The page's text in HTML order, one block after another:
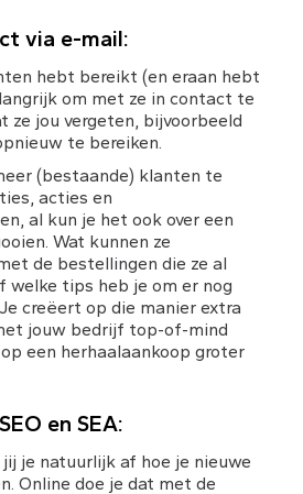
via e-mail:
hebt bereikt (en eraan hebt
om met ze in contact te
ze jou vergeten, bijvoorbeeld
te bereiken.
(bestaande) klanten te
acties en
al kun je het ook over een
Wat kunnen ze
de bestellingen die ze al
welke tips heb je om er nog
creëert op die manier extra
jouw bedrijf top-of-mind
een herhaalaankoop groter
en SEA:
je natuurlijk af hoe je nieuwe
Online doe je dat met de